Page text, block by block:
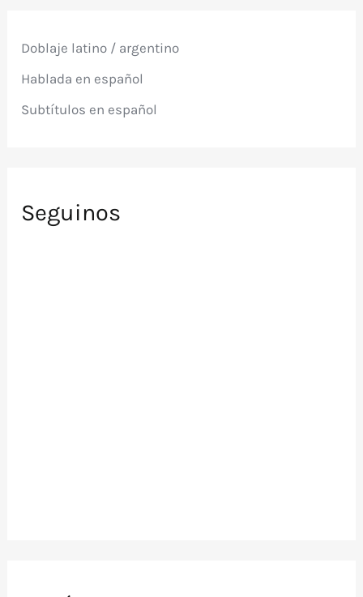
o
:
Doblaje latino / argentino
Hablada en español
Subtítulos en español
Seguinos